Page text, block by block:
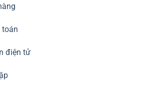
toán
điện tử